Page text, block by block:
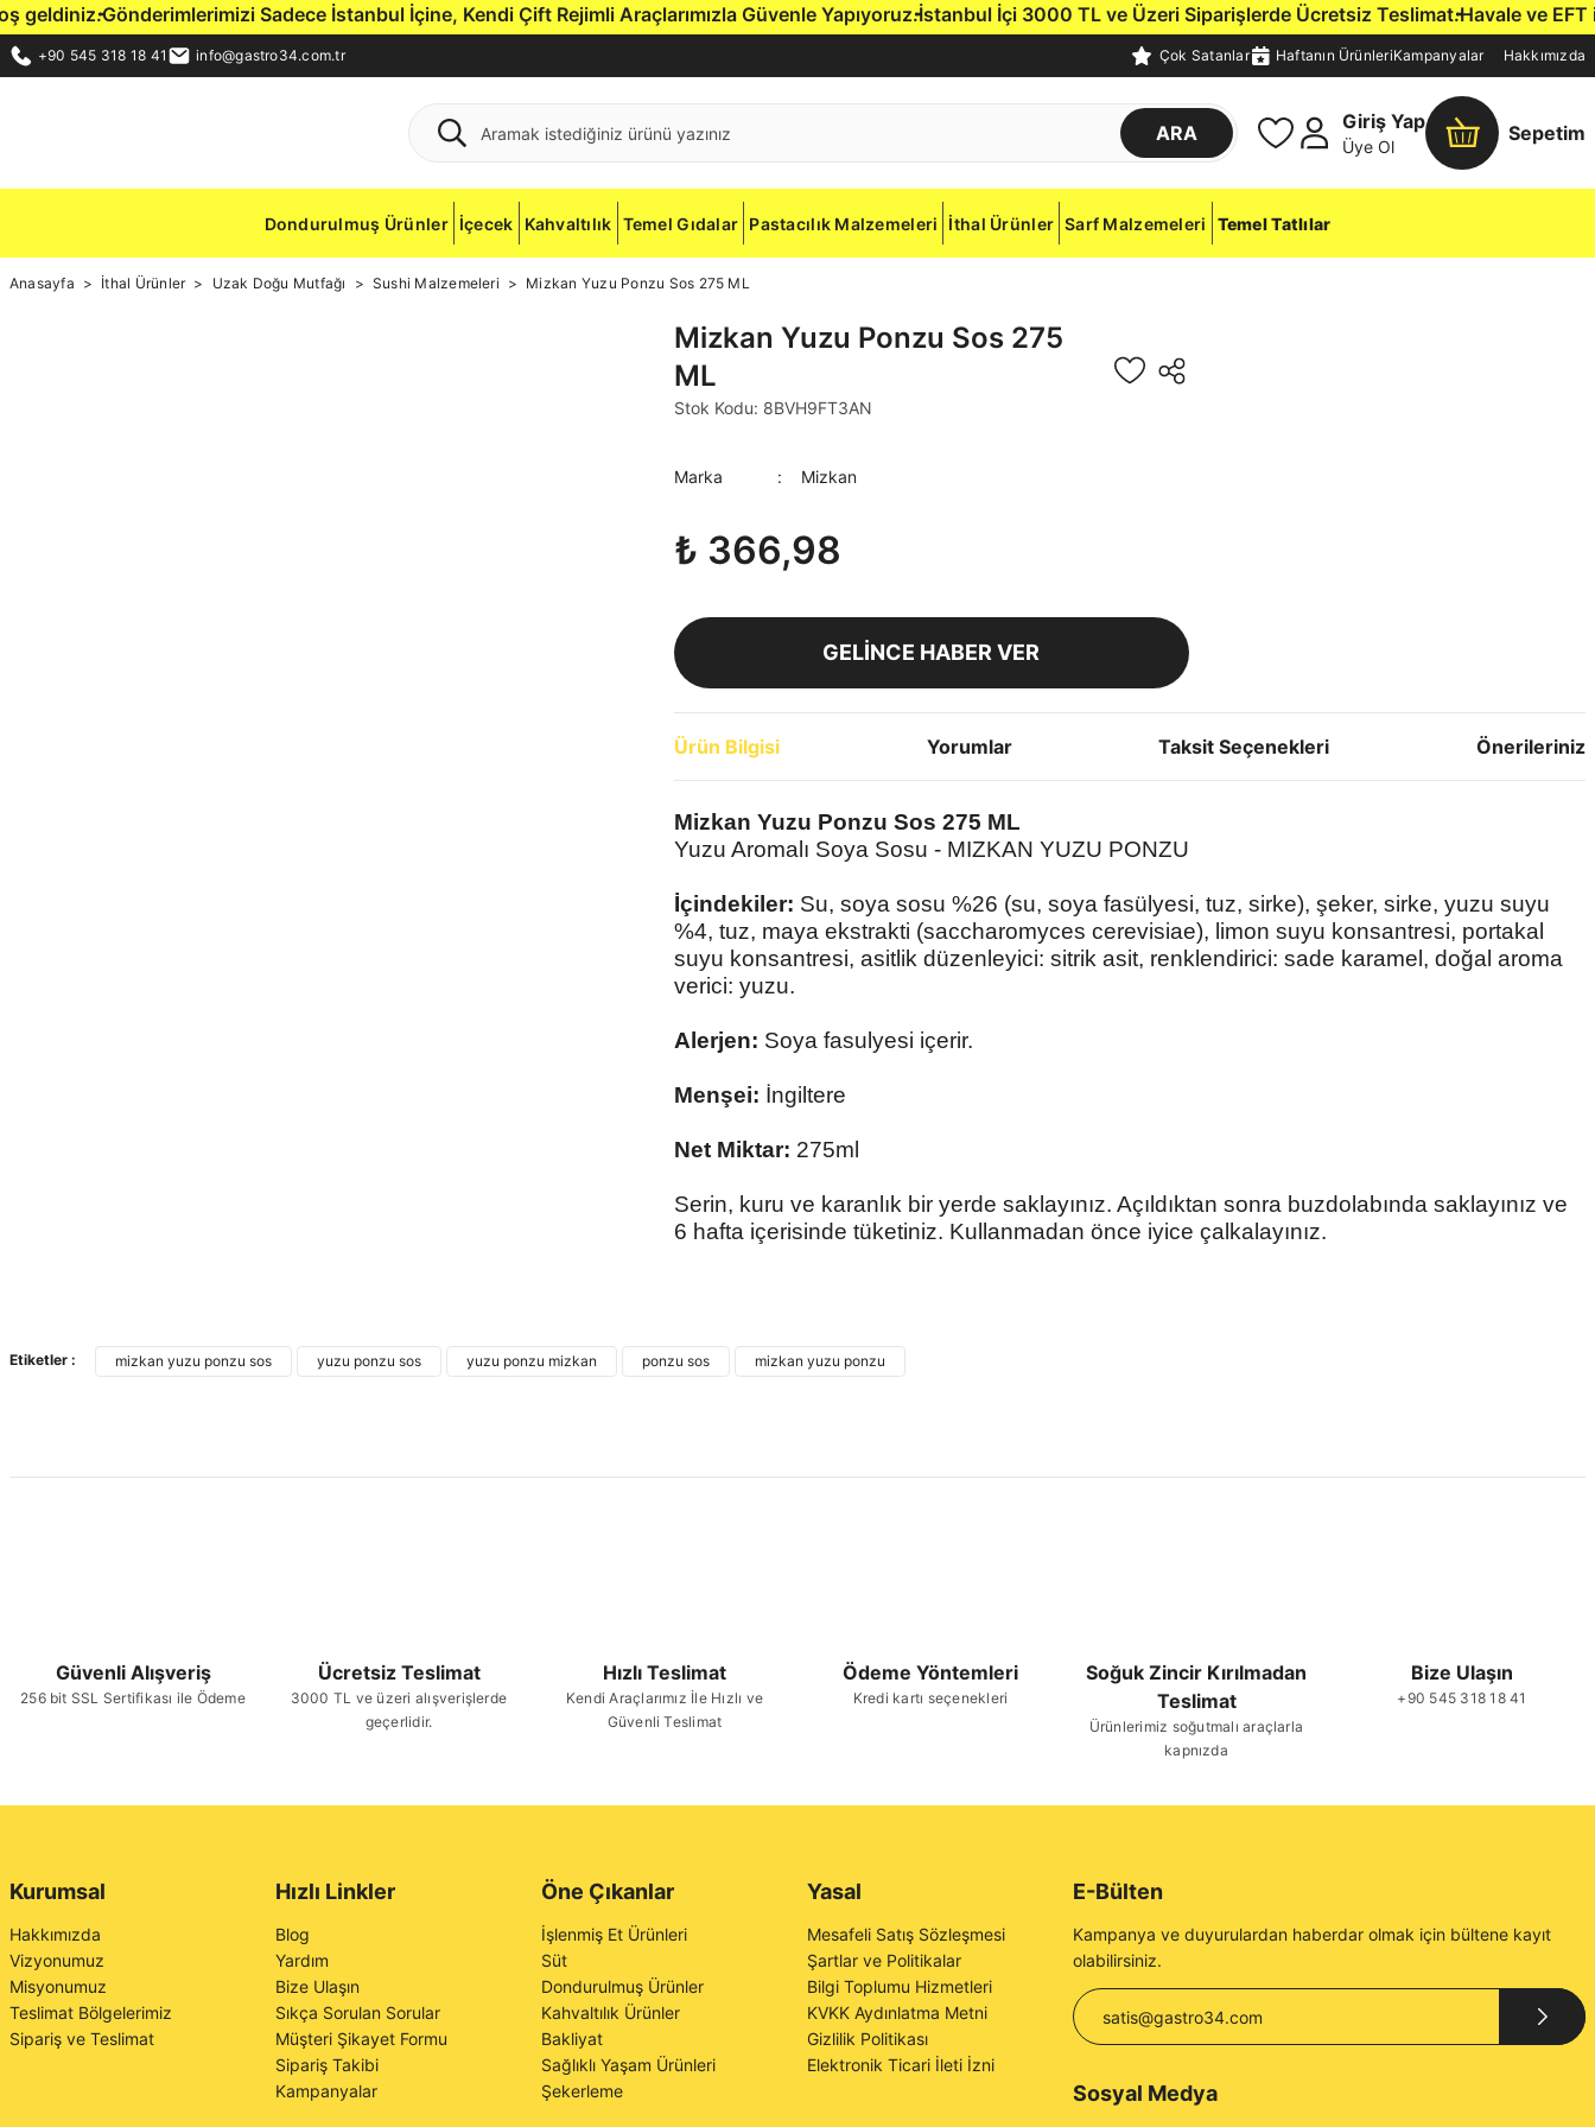
Gönderimlerimizi Sadece İstanbul İçine, Kendi Çift Rejimli Araçlarımızla Güvenle Yapıyoruz.İstanbul İçi 3000 TL ve Üzeri Siparişlerde Ücretsiz Teslimat.Havale ve EFT ile
+90 545 318 18 41 info@gastro34.com.tr Çok Satanlar Haftanın ÜrünleriKampanyalar Hakkımızda
ARA
Giriş Yap
Üye Ol
Sepetim
Dondurulmuş Ürünler İçecek Kahvaltılık Temel Gıdalar Pastacılık Malzemeleri İthal Ürünler Sarf Malzemeleri Temel Tatlılar
Anasayfa İthal Ürünler Uzak Doğu Mutfağı Sushi Malzemeleri Mizkan Yuzu Ponzu Sos 275 ML
Mizkan Yuzu Ponzu Sos 275
ML
Stok Kodu: 8BVH9FT3AN
Marka Mizkan
₺ 366,98
GELİNCE HABER VER
Ürün Bilgisi Yorumlar Taksit Seçenekleri Önerileriniz
Mizkan Yuzu Ponzu Sos 275 ML
Yuzu Aromalı Soya Sosu - MIZKAN YUZU PONZU
İçindekiler: Su, soya sosu %26 (su, soya fasülyesi, tuz, sirke), şeker, sirke, yuzu suyu
%4, tuz, maya ekstrakti (saccharomyces cerevisiae), limon suyu konsantresi, portakal
suyu konsantresi, asitlik düzenleyici: sitrik asit, renklendirici: sade karamel, doğal aroma
verici: yuzu.
Alerjen: Soya fasulyesi içerir.
Menşei: İngiltere
Net Miktar: 275ml
Serin, kuru ve karanlık bir yerde saklayınız. Açıldıktan sonra buzdolabında saklayınız ve
6 hafta içerisinde tüketiniz. Kullanmadan önce iyice çalkalayınız.
Ürün bilgilerinde hatalar bulunuyor.
Gönder
Etiketler : mizkan yuzu ponzu sos yuzu ponzu sos yuzu ponzu mizkan ponzu sos mizkan yuzu ponzu
Güvenli Alışveriş
256 bit SSL Sertifikası ile Ödeme
Ücretsiz Teslimat
3000 TL ve üzeri alışverişlerde
geçerlidir.
Hızlı Teslimat
Kendi Araçlarımız İle Hızlı ve
Güvenli Teslimat
Ödeme Yöntemleri
Kredi kartı seçenekleri
Soğuk Zincir Kırılmadan
Teslimat
Ürünlerimiz soğutmalı araçlarla
kapnızda
Bize Ulaşın
+90 545 318 18 41
Kurumsal
Hakkımızda
Vizyonumuz
Misyonumuz
Teslimat Bölgelerimiz
Sipariş ve Teslimat
Hızlı Linkler
Blog
Yardım
Bize Ulaşın
Sıkça Sorulan Sorular
Müşteri Şikayet Formu
Sipariş Takibi
Kampanyalar
Öne Çıkanlar
İşlenmiş Et Ürünleri
Süt
Dondurulmuş Ürünler
Kahvaltılık Ürünler
Bakliyat
Sağlıklı Yaşam Ürünleri
Şekerleme
Yasal
Mesafeli Satış Sözleşmesi
Şartlar ve Politikalar
Bilgi Toplumu Hizmetleri
KVKK Aydınlatma Metni
Gizlilik Politikası
Elektronik Ticari İleti İzni
E-Bülten
Kampanya ve duyurulardan haberdar olmak için bültene kayıt
olabilirsiniz.
Sosyal Medya